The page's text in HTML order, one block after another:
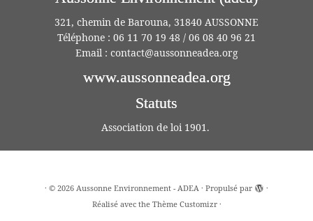
321, chemin de Barouna, 31840 AUSSONNE
Téléphone : 06 11 70 19 48 / 06 08 40 96 21
Email : contact@aussonneadea.org
www.aussonneadea.org
Statuts
Association de loi 1901.
· © 2026 Aussonne Environnement - ADEA · Propulsé par
·
Réalisé avec the Thème Customizr·